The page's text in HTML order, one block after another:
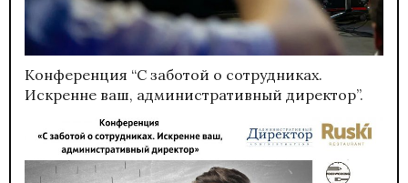
Конференция “С заботой о сотрудниках.
Искренне ваш, административный директор”.